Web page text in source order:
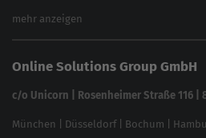
Website SEO Check
feed2content.ai
eCommerce SEO
In ChatGPT gefunden werden
Linkbuilding 2025
Local SEO
mehr anzeigen
Online Solutions Group GmbH
c/o Unicorn | Rosenheimer Straße 116 |
München Düsseldorf| Bochum